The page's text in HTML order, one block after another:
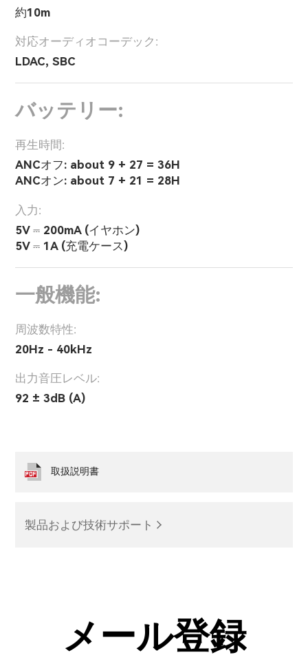
約10m
対応オーディオコーデック:
LDAC, SBC
バッテリー:
再生時間:
ANCオフ: about 9 + 27 = 36H
ANCオン: about 7 + 21 = 28H
入力:
5V ⎓ 200mA (イヤホン)
5V ⎓ 1A (充電ケース)
一般機能:
周波数特性:
20Hz - 40kHz
出力音圧レベル:
92 ± 3dB (A)
製品および技術サポート
取扱説明書
メール登録